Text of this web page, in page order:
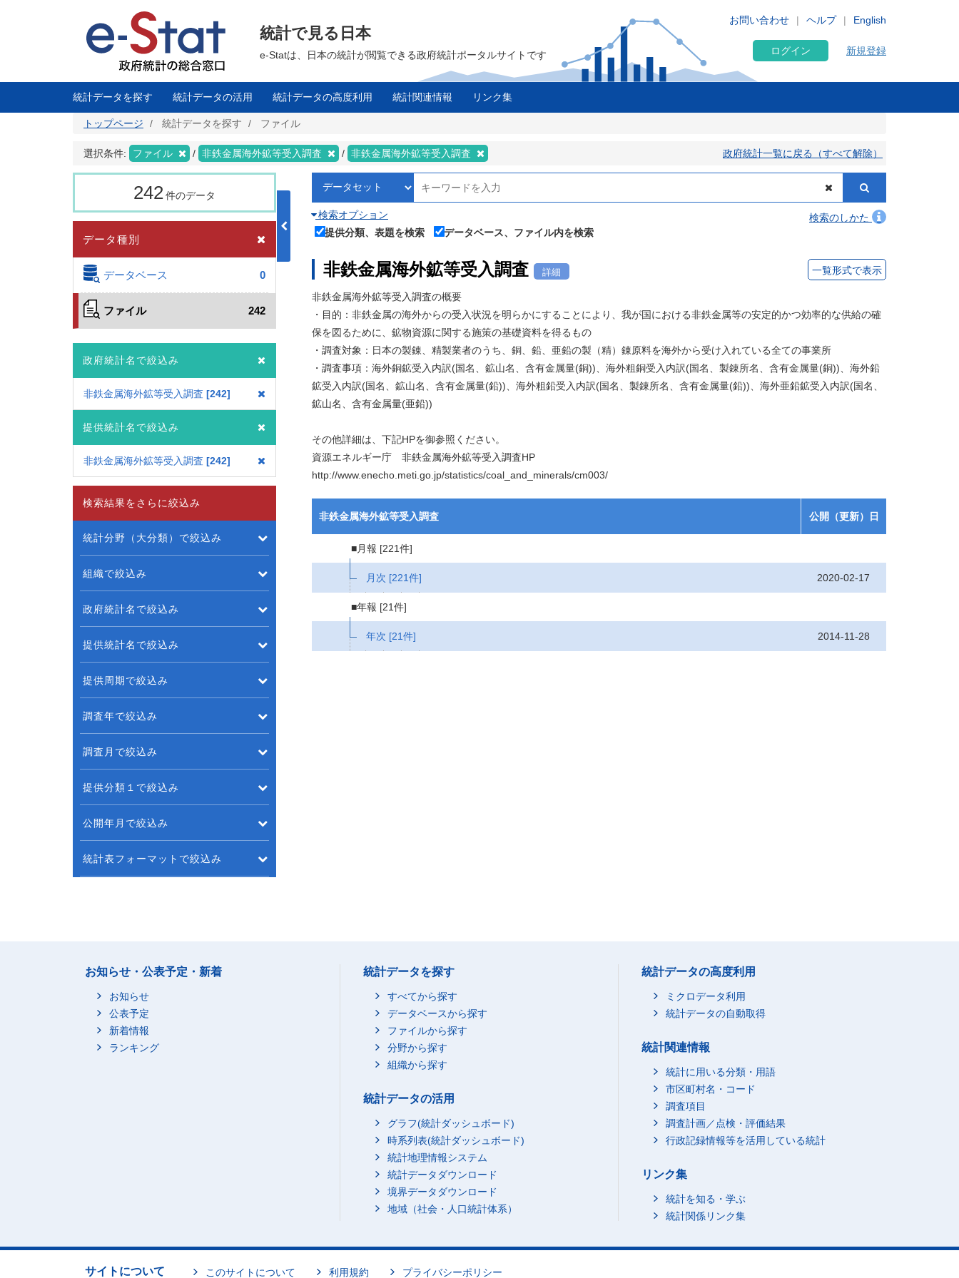
に
English
お問い合わせ ヘルプ
統計で見る日本
e-Statは、日本の統計が閲覧できる政府統計ポータルサイトです ログイン 新規登録
統計データを探す 統計データの活用 統計データの高度利用 統計関連情報 リンク集
トップページ 統計データを探す ファイル
選択条件: ファイル 非鉄金属海外鉱等受入調査 非鉄金属海外鉱等受入調査 政府統計一覧に戻る（すべて解除）
242件のデータ
データ種別
データベース 0
ファイル 242
政府統計名で絞込み
非鉄金属海外鉱等受入調査 242
提供統計名で絞込み
非鉄金属海外鉱等受入調査 242
検索オプション
検索のしかた
提供分類、表題を検索
データベース、ファイル内を検索
非鉄金属海外鉱等受入調査 詳細 一覧形式で表示
非鉄金属海外鉱等受入調査の概要
・目的：非鉄金属の海外からの受入状況を明らかにすることにより、我が国における非鉄金属等の安定的かつ効率的な供給の確
保を図るために、鉱物資源に関する施策の基礎資料を得るもの
・調査対象：日本の製錬、精製業者のうち、銅、鉛、亜鉛の製（精）錬原料を海外から受け入れている全ての事業所
・調査事項：海外銅鉱受入内訳(国名、鉱山名、含有金属量(銅))、海外粗銅受入内訳(国名、製錬所名、含有金属量(銅))、海外鉛
鉱受入内訳(国名、鉱山名、含有金属量(鉛))、海外粗鉛受入内訳(国名、製錬所名、含有金属量(鉛))、海外亜鉛鉱受入内訳(国名、
鉱山名、含有金属量(亜鉛))
その他詳細は、下記HPを御参照ください。
資源エネルギー庁 非鉄金属海外鉱等受入調査HP
http://www.enecho.meti.go.jp/statistics/coal_and_minerals/cm003/
非鉄金属海外鉱等受入調査 公開（更新）日
■月報 [221件]
月次 [221件] 2020-02-17
■年報 [21件]
年次 [21件] 2014-11-28
検索結果をさらに絞込み
統計分野（大分類）で絞込み
組織で絞込み
政府統計名で絞込み
提供統計名で絞込み
提供周期で絞込み
調査年で絞込み
調査月で絞込み
提供分類１で絞込み
公開年月で絞込み
統計表フォーマットで絞込み
お知らせ・公表予定・新着
お知らせ
公表予定
新着情報
ランキング
統計データを探す
すべてから探す
データベースから探す
ファイルから探す
分野から探す
組織から探す
統計データの活用
グラフ(統計ダッシュボード)
時系列表(統計ダッシュボード)
統計地理情報システム
統計データダウンロード
境界データダウンロード
地域（社会・人口統計体系）
統計データの高度利用
ミクロデータ利用
統計データの自動取得
統計関連情報
統計に用いる分類・用語
市区町村名・コード
調査項目
調査計画／点検・評価結果
行政記録情報等を活用している統計
リンク集
統計を知る・学ぶ
統計関係リンク集
サイトについて このサイトについて 利用規約 プライバシーポリシー